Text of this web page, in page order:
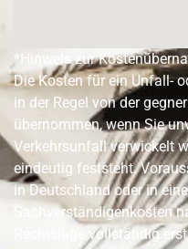
*Hinweis zur
Die Kosten für ein Unfall-
in der Regel von der
übernommen, wenn Sie
Verkehrsunfall verwickelt
eindeutig feststeht.
in Deutschland oder in
Sachverständigenkosten
Rechtslage vollständig